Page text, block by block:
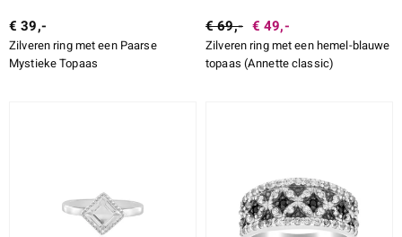
€ 39,-
Zilveren ring met een Paarse
Mystieke Topaas
€ 69,- € 49,-
Zilveren ring met een hemel-blauwe
topaas (Annette classic)